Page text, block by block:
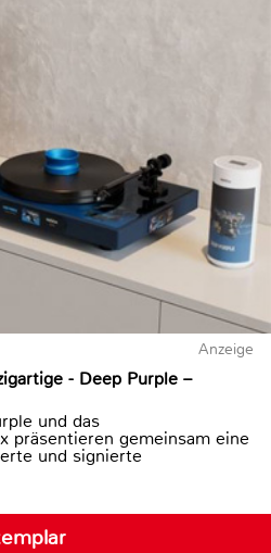
Anzeige
- Deep Purple –
und das
präsentieren gemeinsam eine
und signierte